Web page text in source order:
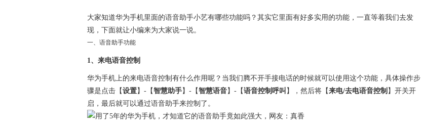
大家知道华为手机里面的语音助手小艺有哪些功能吗？其实它里面有好多实用的功能，一直等着我们去发
现，下面就让小编来为大家说一说。
一、语音助手功能
1、来电语音控制
华为手机上的来电语音控制有什么作用呢？当我们腾不开手接电话的时候就可以使用这个功能，具体操作步
骤是点击【设置】-【智慧助手】-【智慧语音】-【语音控制呼叫 】，然后将【来电/去电语音控制 】开关开
启，最后就可以通过语音助手来控制了。